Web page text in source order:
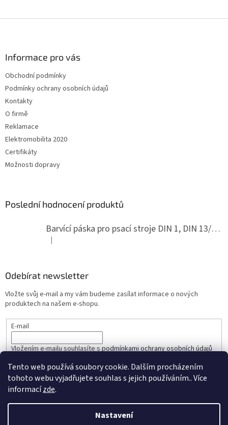
Tento web používá soubory cookie. Dalším procházením
tohoto webu vyjadřujete souhlas s jejich používáním.. Více
informacízde.
Nastavení
Informace pro vás
Obchodní podmínky
Podmínky ochrany osobních údajů
Kontakty
O firmě
Reklamace
Elektromobilita 2020
Certifikáty
Možnosti dopravy
Poslední hodnocení produktů
Barvící páska pro psací stroje DIN 1, DIN 13/10, LAND, PA červenočerná
Hodnocení produktu je 5 z 5 hvězdiček.
|
Odebírat newsletter
Vložte svůj e-mail a my vám budeme zasílat informace o nových
produktech na našem e-shopu.
E-mail
Vložením e-mailu souhlasíte spodmínkami ochrany osobních údajů
PŘIHLÁSIT SE
Vytvořil Shoptet